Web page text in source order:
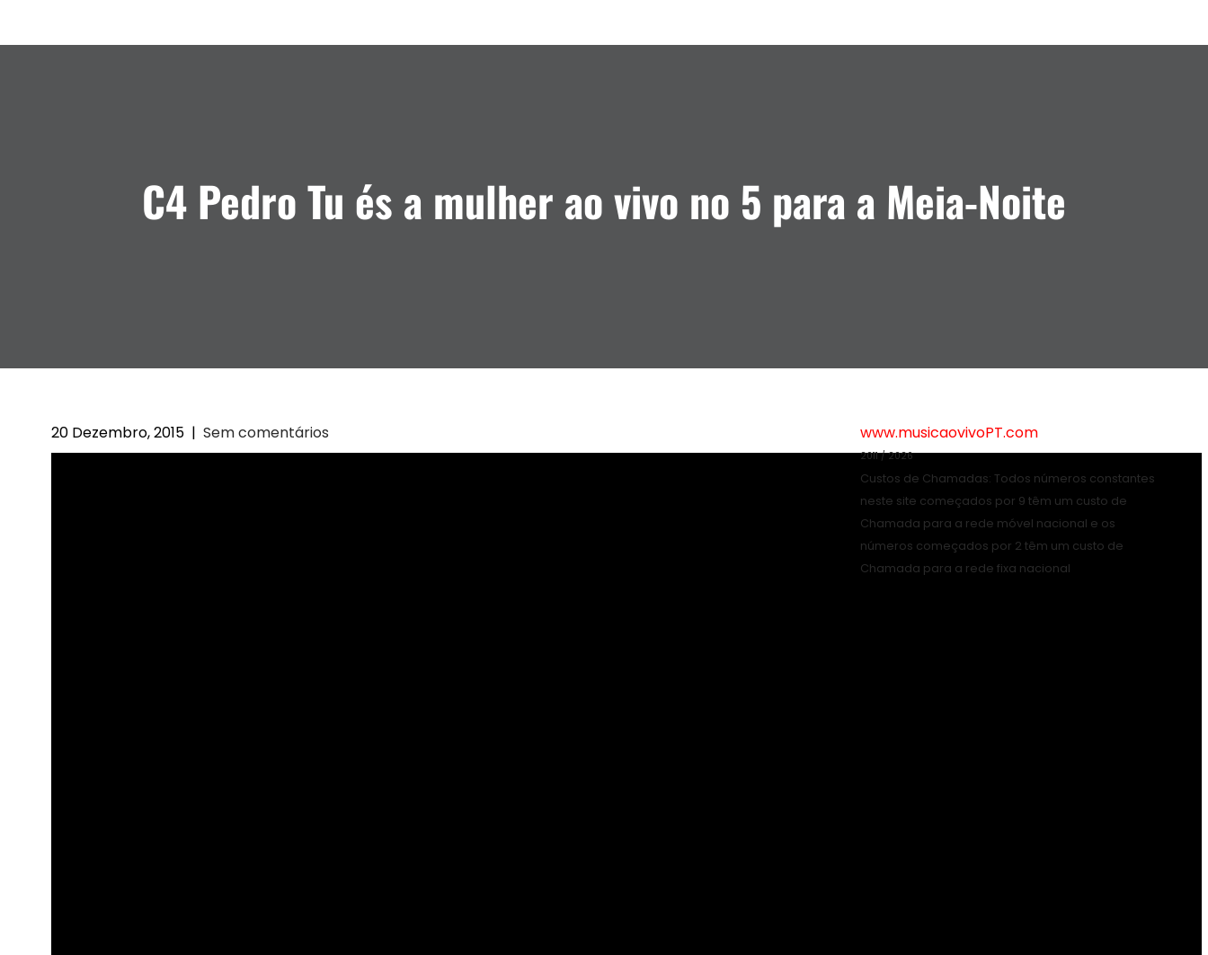
C4 Pedro Tu és a mulher ao vivo no 5 para a Meia-Noite
20 Dezembro, 2015 | Sem comentários www.musicaovivoPT.com
2011 / 2026
Custos de Chamadas: Todos números constantes
neste site começados por 9 têm um custo de
Chamada para a rede móvel nacional e os
números começados por 2 têm um custo de
Chamada para a rede fixa nacional